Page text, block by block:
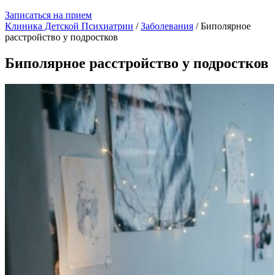
Записаться на прием
Клиника Детской Психиатрии /Заболевания /Биполярное
расстройство у подростков
Биполярное расстройство у подростков